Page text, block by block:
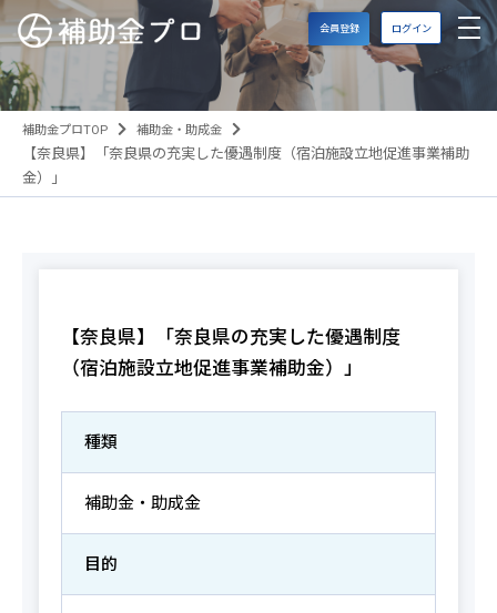
会員登録 ログイン
補助金プロTOP 補助金・助成金
【奈良県】「奈良県の充実した優遇制度（宿泊施設立地促進事業補助
金）」
【奈良県】「奈良県の充実した優遇制度
（宿泊施設立地促進事業補助金）」
種類
補助金・助成金
目的